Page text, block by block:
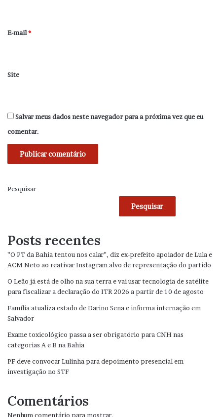
*
E-mail*
Site
Salvar meus dados neste navegador para a próxima vez que eu
comentar.
Pesquisar
Pesquisar
Posts recentes
”O PT da Bahia tentou nos calar”, diz ex-prefeito apoiador de Lula e
ACM Neto ao reativar Instagram alvo de representação do partido
O Leão já está de olho na sua terra e vai usar tecnologia de satélite
para fiscalizar a declaração do ITR 2026 a partir de 10 de agosto
Família atualiza estado de Darino Sena e informa internação em
Salvador
Exame toxicológico passa a ser obrigatório para CNH nas
categorias A e B na Bahia
PF deve convocar Lulinha para depoimento presencial em
investigação no STF
Comentários
Nenhum comentário para mostrar.